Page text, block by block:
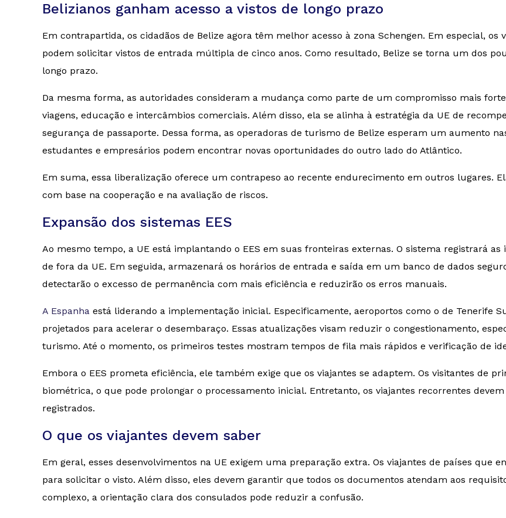
Belizianos ganham acesso a vistos de longo prazo
Em contrapartida, os cidadãos de Belize agora têm melhor acesso à zona Schengen. Em especial,
podem solicitar vistos de entrada múltipla de cinco anos. Como resultado, Belize se torna um dos
longo prazo.
Da mesma forma, as autoridades consideram a mudança como parte de um compromisso mais
viagens, educação e intercâmbios comerciais. Além disso, ela se alinha à estratégia da UE de
segurança de passaporte. Dessa forma, as operadoras de turismo de Belize esperam um aumento
estudantes e empresários podem encontrar novas oportunidades do outro lado do Atlântico.
Em suma, essa liberalização oferece um contrapeso ao recente endurecimento em outros lugares.
com base na cooperação e na avaliação de riscos.
Expansão dos sistemas EES
Ao mesmo tempo, a UE está implantando o EES em suas fronteiras externas. O sistema registrará
de fora da UE. Em seguida, armazenará os horários de entrada e saída em um banco de dados
detectarão o excesso de permanência com mais eficiência e reduzirão os erros manuais.
A Espanha está liderando a implementação inicial. Especificamente, aeroportos como o de Tenerife
projetados para acelerar o desembaraço. Essas atualizações visam reduzir o congestionamento,
turismo. Até o momento, os primeiros testes mostram tempos de fila mais rápidos e verificação de
Embora o EES prometa eficiência, ele também exige que os viajantes se adaptem. Os visitantes de
biométrica, o que pode prolongar o processamento inicial. Entretanto, os viajantes recorrentes
registrados.
O que os viajantes devem saber
Em geral, esses desenvolvimentos na UE exigem uma preparação extra. Os viajantes de países que
para solicitar o visto. Além disso, eles devem garantir que todos os documentos atendam aos
complexo, a orientação clara dos consulados pode reduzir a confusão.